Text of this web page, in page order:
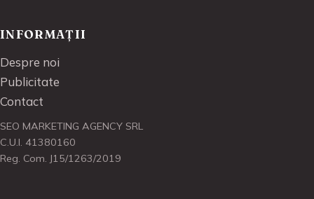
INFORMAȚII
Despre noi
Publicitate
Contact
SEO MARKETING AGENCY SRL
C.U.I. 41380160
Reg. Com. J15/1263/2019